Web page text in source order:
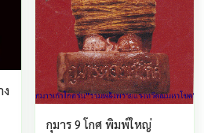
ง
กุมาร 9 โกศ พิมพ์ใหญ่